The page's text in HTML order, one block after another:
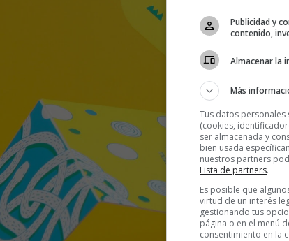
Publicidad y
contenido,
Almacenar la
Más
Tus datos
(cookies,
ser almacenada y
bien usada
nuestros partners
Lista de partners.
Es posible que
virtud de un interés
gestionando tus
página o en el menú
consentimiento en la